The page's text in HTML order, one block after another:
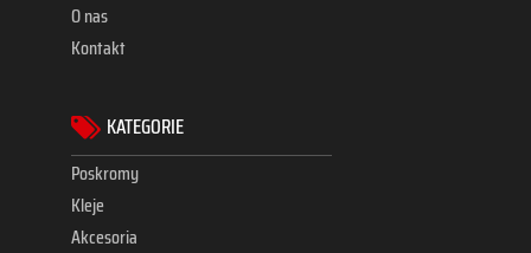
O nas
Kontakt
KATEGORIE
Poskromy
Kleje
Akcesoria